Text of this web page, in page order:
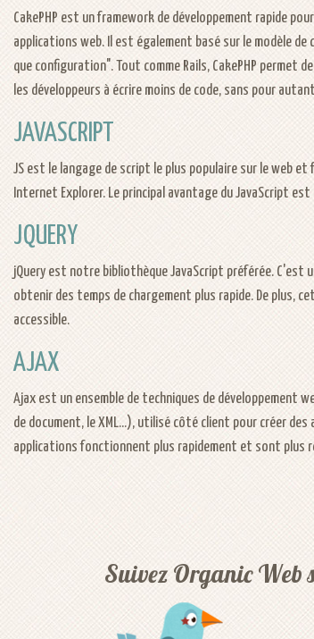
CakePHP est un framework de développement rapide
applications web. Il est également basé sur le modèle
que configuration". Tout comme Rails, CakePHP
les développeurs à écrire moins de code, sans pour
JAVASCRIPT
JS est le langage de script le plus populaire sur le web
Internet Explorer. Le principal avantage du JavaScript
JQUERY
jQuery est notre bibliothèque JavaScript préférée. C'est
obtenir des temps de chargement plus rapide. De plus,
accessible.
AJAX
Ajax est un ensemble de techniques de développement
de document, le XML...), utilisé côté client pour créer
applications fonctionnent plus rapidement et sont plus
Suivez Organic Web